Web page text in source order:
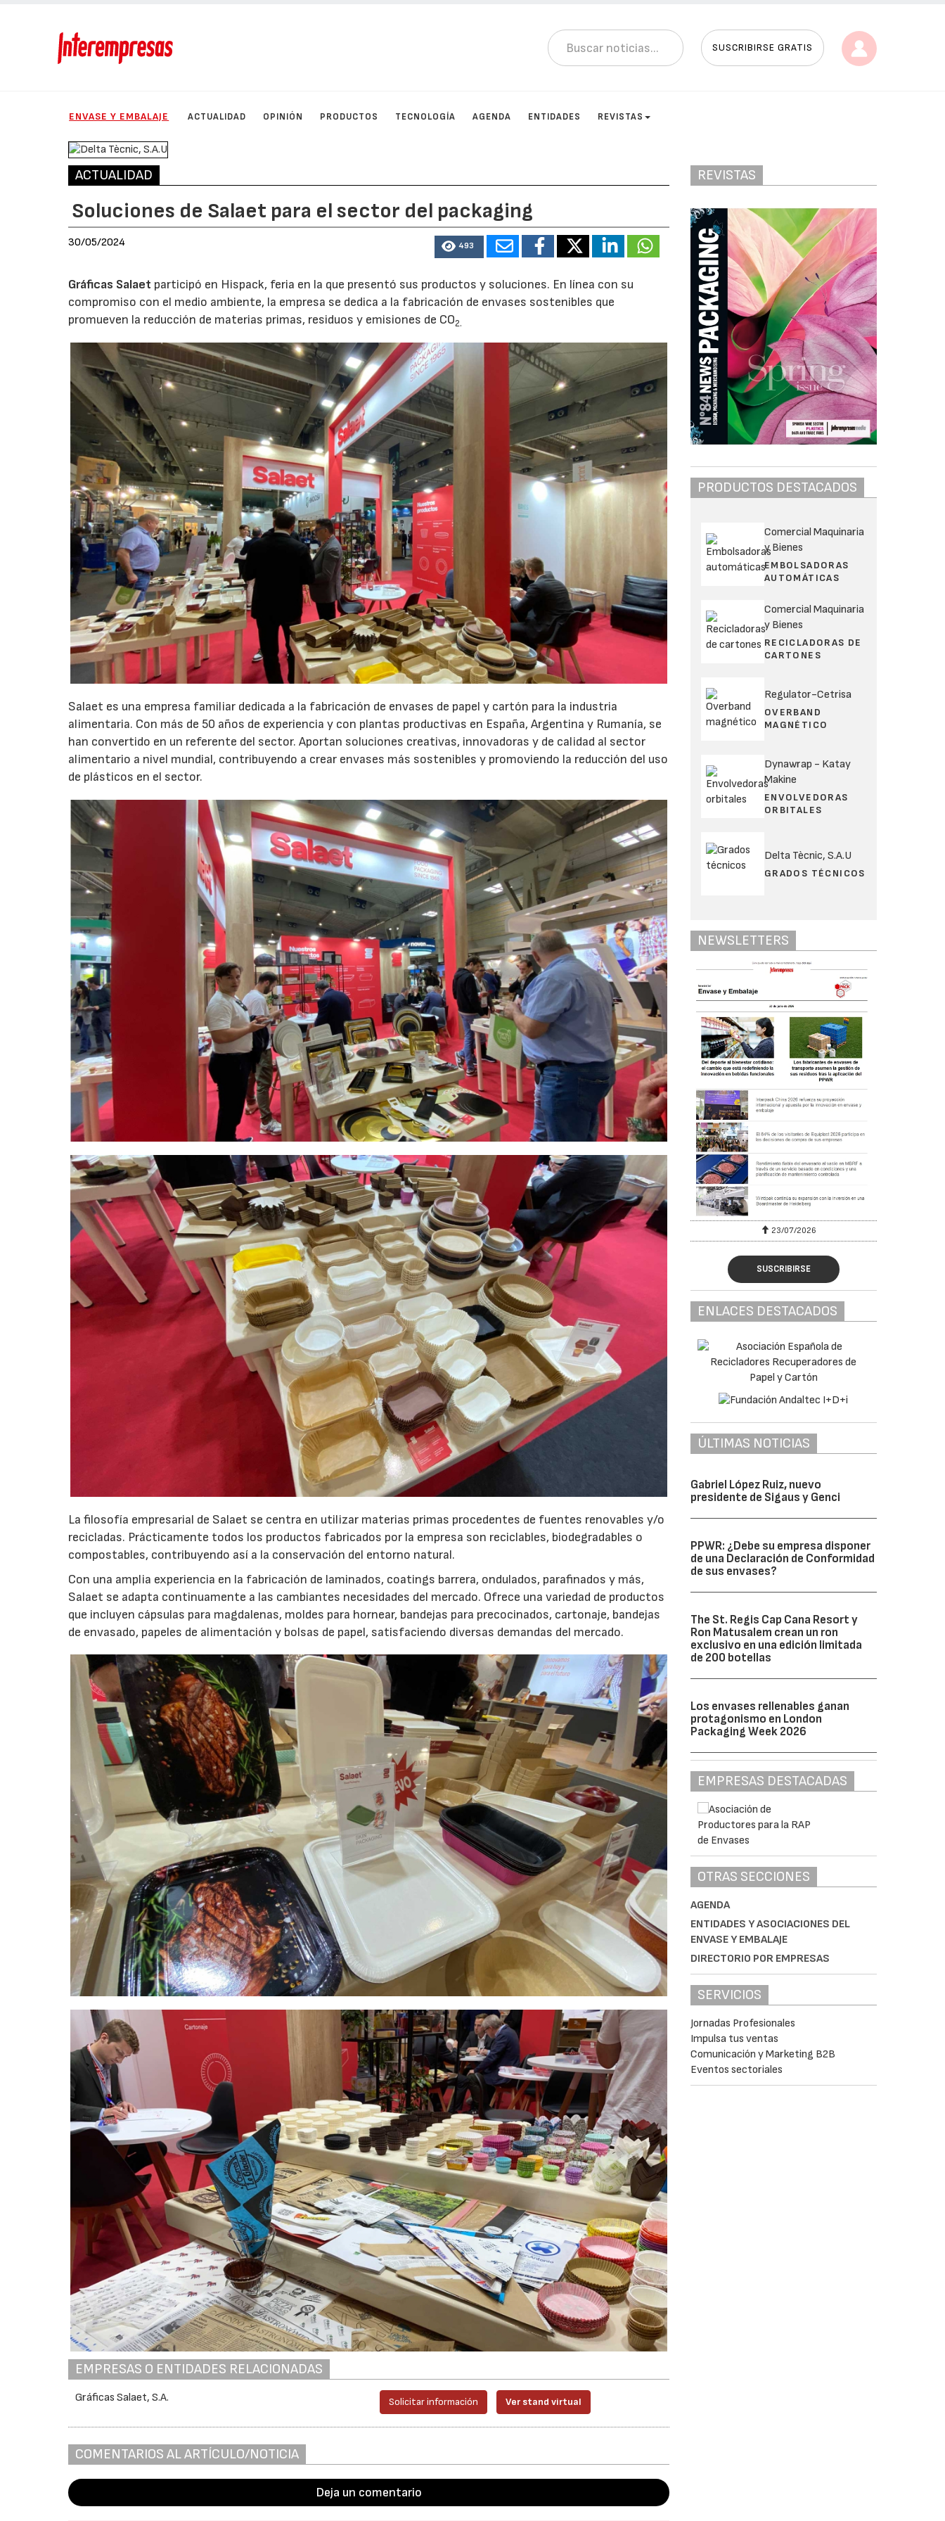
SUSCRIBIRSE GRATIS
ENVASE Y EMBALAJE ACTUALIDAD OPINIÓN PRODUCTOS TECNOLOGÍA AGENDA ENTIDADES REVISTAS
ACTUALIDAD
Soluciones de Salaet para el sector del packaging
30/05/2024 493
Gráficas Salaet participó en Hispack, feria en la que presentó sus productos y soluciones. En línea con su
compromiso con el medio ambiente, la empresa se dedica a la fabricación de envases sostenibles que
promueven la reducción de materias primas, residuos y emisiones de CO2.
Salaet es una empresa familiar dedicada a la fabricación de envases de papel y cartón para la industria
alimentaria. Con más de 50 años de experiencia y con plantas productivas en España, Argentina y Rumanía, se
han convertido en un referente del sector. Aportan soluciones creativas, innovadoras y de calidad al sector
alimentario a nivel mundial, contribuyendo a crear envases más sostenibles y promoviendo la reducción del uso
de plásticos en el sector.
La filosofía empresarial de Salaet se centra en utilizar materias primas procedentes de fuentes renovables y/o
recicladas. Prácticamente todos los productos fabricados por la empresa son reciclables, biodegradables o
compostables, contribuyendo así a la conservación del entorno natural.
Con una amplia experiencia en la fabricación de laminados, coatings barrera, ondulados, parafinados y más,
Salaet se adapta continuamente a las cambiantes necesidades del mercado. Ofrece una variedad de productos
que incluyen cápsulas para magdalenas, moldes para hornear, bandejas para precocinados, cartonaje, bandejas
de envasado, papeles de alimentación y bolsas de papel, satisfaciendo diversas demandas del mercado.
EMPRESAS O ENTIDADES RELACIONADAS
Gráficas Salaet, S.A. Solicitar información Ver stand virtual
COMENTARIOS AL ARTÍCULO/NOTICIA
Deja un comentario
REVISTAS
PRODUCTOS DESTACADOS
Comercial Maquinaria
y Bienes
EMBOLSADORAS
AUTOMÁTICAS
Comercial Maquinaria
y Bienes
RECICLADORAS DE
CARTONES
Regulator-Cetrisa
OVERBAND
MAGNÉTICO
Dynawrap - Katay
Makine
ENVOLVEDORAS
ORBITALES
Delta Tècnic, S.A.U
GRADOS TÉCNICOS
NEWSLETTERS
23/07/2026 30/07/2026 23/07/2026
SUSCRIBIRSE
ENLACES DESTACADOS
ÚLTIMAS NOTICIAS
Gabriel López Ruiz, nuevo
presidente de Sigaus y Genci
PPWR: ¿Debe su empresa disponer
de una Declaración de Conformidad
de sus envases?
The St. Regis Cap Cana Resort y
Ron Matusalem crean un ron
exclusivo en una edición limitada
de 200 botellas
Los envases rellenables ganan
protagonismo en London
Packaging Week 2026
EMPRESAS DESTACADAS
OTRAS SECCIONES
AGENDA
ENTIDADES Y ASOCIACIONES DEL
ENVASE Y EMBALAJE
DIRECTORIO POR EMPRESAS
SERVICIOS
Jornadas Profesionales
Impulsa tus ventas
Comunicación y Marketing B2B
Eventos sectoriales